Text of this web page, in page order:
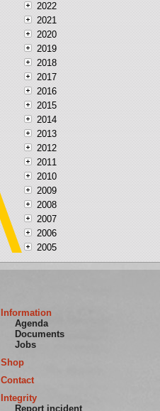
2022
2021
2020
2019
2018
2017
2016
2015
2014
2013
2012
2011
2010
2009
2008
2007
2006
2005
Information
Agenda
Documents
Jobs
Shop
Contact
Integrity
Report incident